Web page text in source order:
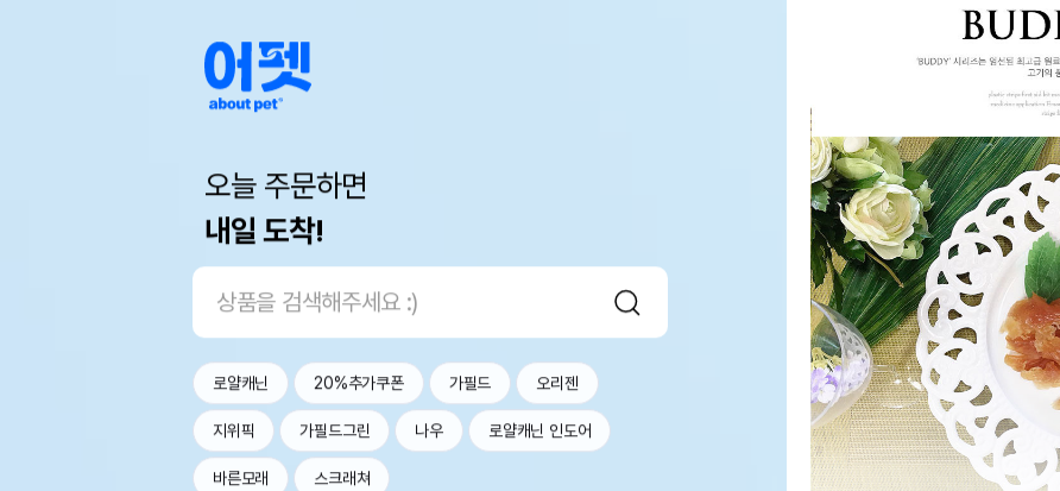
오늘 주문하면
내일 도착!
로얄캐닌 20%추가쿠폰 가필드 오리젠
지위픽 가필드그린 나우 로얄캐닌 인도어
바른모래 스크래쳐